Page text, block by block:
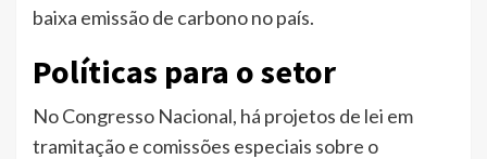
baixa emissão de carbono no país.
Políticas para o setor
No Congresso Nacional, há projetos de lei em
tramitação e comissões especiais sobre o